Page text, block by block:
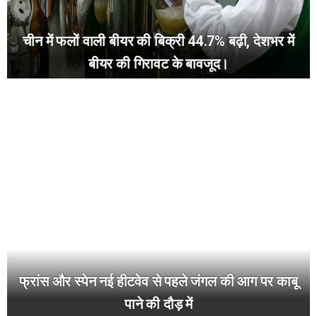
चीन में फलों वाली बीयर की बिक्री 44.7% बढ़ी, देशभर में
बीयर की गिरावट के बावजूद।
फ्रांस और स्पेन नई हीटवेव से पहले जंगल की आग पर काबू
पाने की दौड़ में